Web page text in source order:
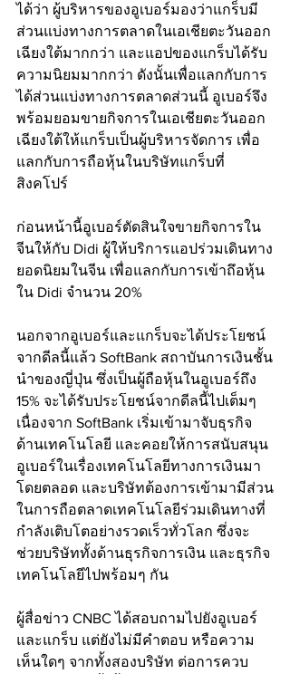
ได้ว่า ผู้บริหารของอูเบอร์มองว่าแกร็บมี
ส่วนแบ่งทางการตลาดในเอเชียตะวันออก
เฉียงใต้มากกว่า และแอปของแกร็บได้รับ
ความนิยมมากกว่า ดังนั้นเพื่อแลกกับการ
ได้ส่วนแบ่งทางการตลาดส่วนนี้ อูเบอร์จึง
พร้อมยอมขายกิจการในเอเชียตะวันออก
เฉียงใต้ให้แกร็บเป็นผู้บริหารจัดการ เพื่อ
แลกกับการถือหุ้นในบริษัทแกร็บที่
สิงคโปร์
ก่อนหน้านี้อูเบอร์ตัดสินใจขายกิจการใน
จีนให้กับ Didi ผู้ให้บริการแอปร่วมเดินทาง
ยอดนิยมในจีน เพื่อแลกกับการเข้าถึอหุ้น
ใน Didi จำนวน 20%
นอกจากอูเบอร์และแกร็บจะได้ประโยชน์
จากดีลนี้แล้ว SoftBank สถาบันการเงินชั้น
นำของญี่ปุ่น ซึ่งเป็นผู้ถือหุ้นในอูเบอร์ถึง
15% จะได้รับประโยชน์จากดีลนี้ไปเต็มๆ
เนื่องจาก SoftBank เริ่มเข้ามาจับธุรกิจ
ด้านเทคโนโลยี และคอยให้การสนับสนุน
อูเบอร์ในเรื่องเทคโนโลยีทางการเงินมา
โดยตลอด และบริษัทต้องการเข้ามามีส่วน
ในการถือตลาดเทคโนโลยีร่วมเดินทางที่
กำลังเติบโตอย่างรวดเร็วทั่วโลก ซึ่งจะ
ช่วยบริษัททั้งด้านธุรกิจการเงิน และธุรกิจ
เทคโนโลยีไปพร้อมๆ กัน
ผู้สื่อข่าว CNBC ได้สอบถามไปยังอูเบอร์
และแกร็บ แต่ยังไม่มีคำตอบ หรือความ
เห็นใดๆ จากทั้งสองบริษัท ต่อการควบ